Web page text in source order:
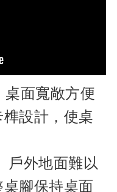
面寬敞方便
設計，使桌
戶外地面難以
腳保持桌面